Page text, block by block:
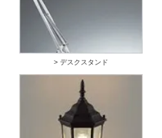
> デスクスタンド